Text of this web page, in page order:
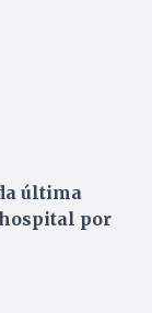
última
por